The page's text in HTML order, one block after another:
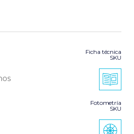
Ficha técnica
SKU
Fotometría
SKU